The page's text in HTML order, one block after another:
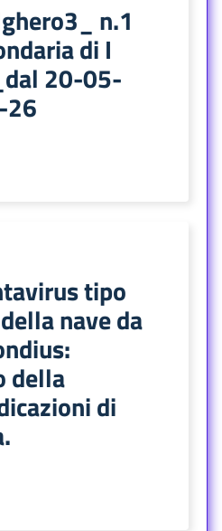
n.1
di I
20-05-
26
tipo
nave da
della
di